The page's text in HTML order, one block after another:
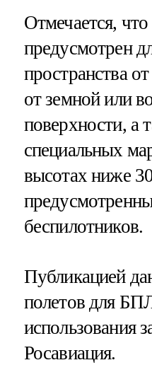
Отмечается,
предусмотрен
пространства
от земной или
поверхности, а
специальных
высотах ниже
беспилотников.
Публикацией
полетов для
использования
Росавиация.